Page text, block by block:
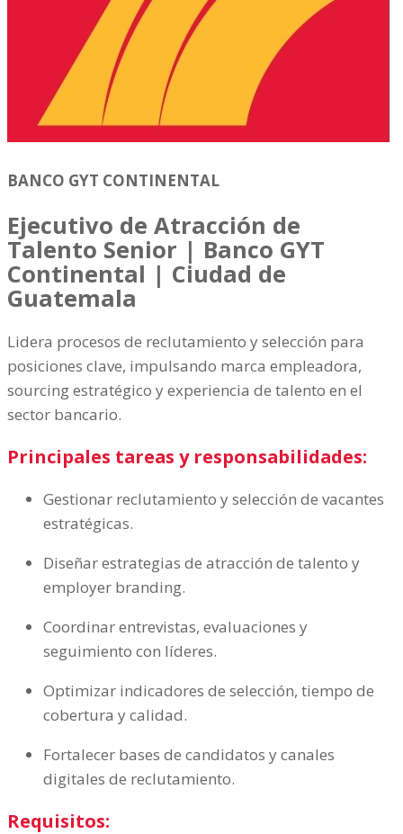
BANCO GYT CONTINENTAL
Ejecutivo de Atracción de
Talento Senior | Banco GYT
Continental | Ciudad de
Guatemala
Lidera procesos de reclutamiento y selección para
posiciones clave, impulsando marca empleadora,
sourcing estratégico y experiencia de talento en el
sector bancario.
Principales tareas y responsabilidades:
Gestionar reclutamiento y selección de vacantes
estratégicas.
Diseñar estrategias de atracción de talento y
employer branding.
Coordinar entrevistas, evaluaciones y
seguimiento con líderes.
Optimizar indicadores de selección, tiempo de
cobertura y calidad.
Fortalecer bases de candidatos y canales
digitales de reclutamiento.
Requisitos: